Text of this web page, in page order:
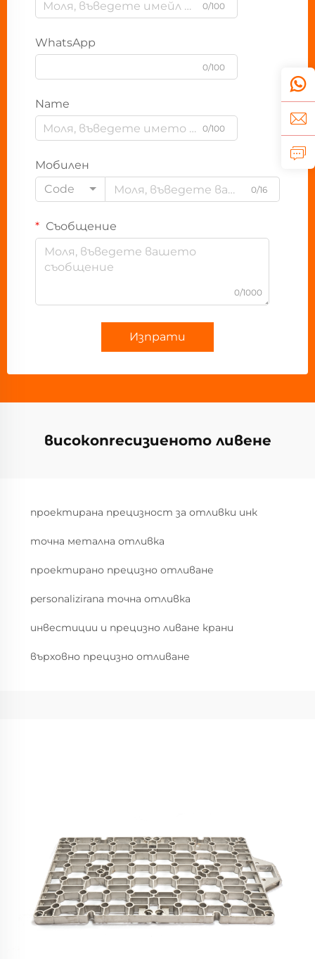
0/100
WhatsApp
0/100
Name
0/100
Мобилен
Code
0/16
Съобщение
0/1000
Изпрати
високопrecизиеното ливене
проектирана прецизност за отливки инк
точна метална отливка
проектирано прецизно отливане
personalizirana точна отливка
инвестиции и прецизно ливане крани
върховно прецизно отливане